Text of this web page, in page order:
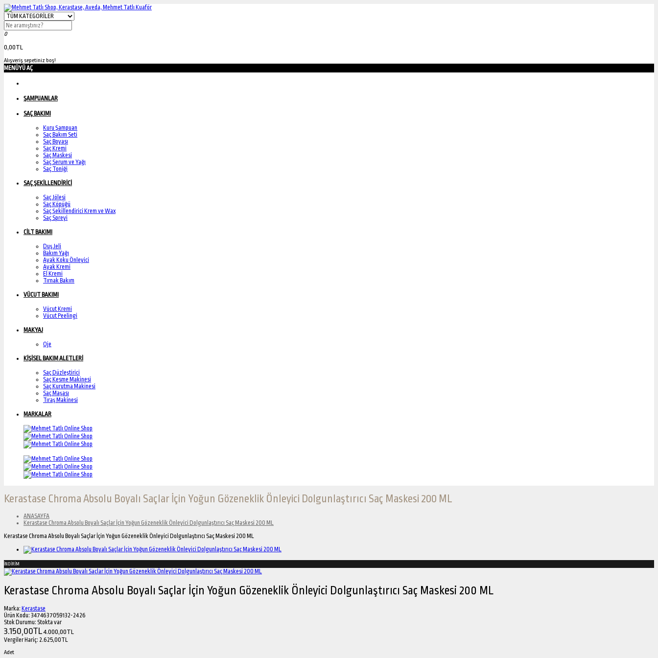
0
0,00TL
Alışveriş sepetiniz boş!
MENÜYÜ AÇ
ŞAMPUANLAR
SAÇ BAKIMI
Kuru Şampuan
Saç Bakım Seti
Saç Boyası
Saç Kremi
Saç Maskesi
Saç Serum ve Yağı
Saç Toniği
SAÇ ŞEKİLLENDİRİCİ
Saç Jölesi
Saç Köpüğü
Saç Şekillendirici Krem ve Wax
Saç Spreyi
CİLT BAKIMI
Duş Jeli
Bakım Yağı
Ayak Koku Önleyici
Ayak Kremi
El Kremi
Tırnak Bakım
VÜCUT BAKIMI
Vücut Kremi
Vücut Peelingi
MAKYAJ
Oje
KİŞİSEL BAKIM ALETLERİ
Saç Düzleştirici
Saç Kesme Makinesi
Saç Kurutma Makinesi
Saç Maşası
Tıraş Makinesi
MARKALAR
Kerastase Chroma Absolu Boyalı Saçlar İçin Yoğun Gözeneklik Önleyici Dolgunlaştırıcı Saç Maskesi 200 ML
ANASAYFA
Kerastase Chroma Absolu Boyalı Saçlar İçin Yoğun Gözeneklik Önleyici Dolgunlaştırıcı Saç Maskesi 200 ML
Kerastase Chroma Absolu Boyalı Saçlar İçin Yoğun Gözeneklik Önleyici Dolgunlaştırıcı Saç Maskesi 200 ML
İNDİRİM
Kerastase Chroma Absolu Boyalı Saçlar İçin Yoğun Gözeneklik Önleyici Dolgunlaştırıcı Saç Maskesi 200 ML
Marka: Kerastase
Ürün Kodu: 3474637059132-2426
Stok Durumu: Stokta var
3.150,00TL 4.000,00TL
Vergiler Hariç: 2.625,00TL
Adet